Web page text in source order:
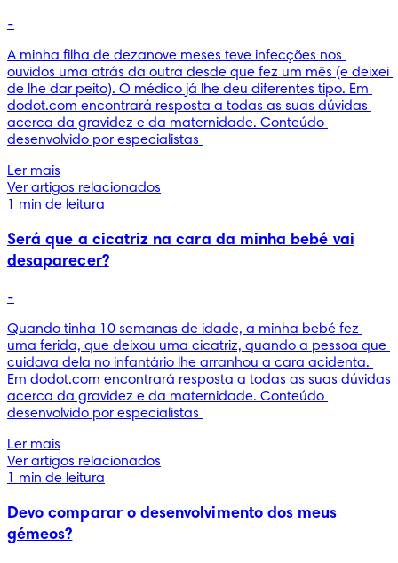
-
A minha filha de dezanove meses teve infecções nos
ouvidos uma atrás da outra desde que fez um mês (e deixei
de lhe dar peito). O médico já lhe deu diferentes tipo. Em
dodot.com encontrará resposta a todas as suas dúvidas
acerca da gravidez e da maternidade. Conteúdo
desenvolvido por especialistas
Ler mais
Ver artigos relacionados
1 min de leitura
Será que a cicatriz na cara da minha bebé vai
desaparecer?
-
Quando tinha 10 semanas de idade, a minha bebé fez
uma ferida, que deixou uma cicatriz, quando a pessoa que
cuidava dela no infantário lhe arranhou a cara acidenta.
Em dodot.com encontrará resposta a todas as suas dúvidas
acerca da gravidez e da maternidade. Conteúdo
desenvolvido por especialistas
Ler mais
Ver artigos relacionados
1 min de leitura
Devo comparar o desenvolvimento dos meus
gémeos?